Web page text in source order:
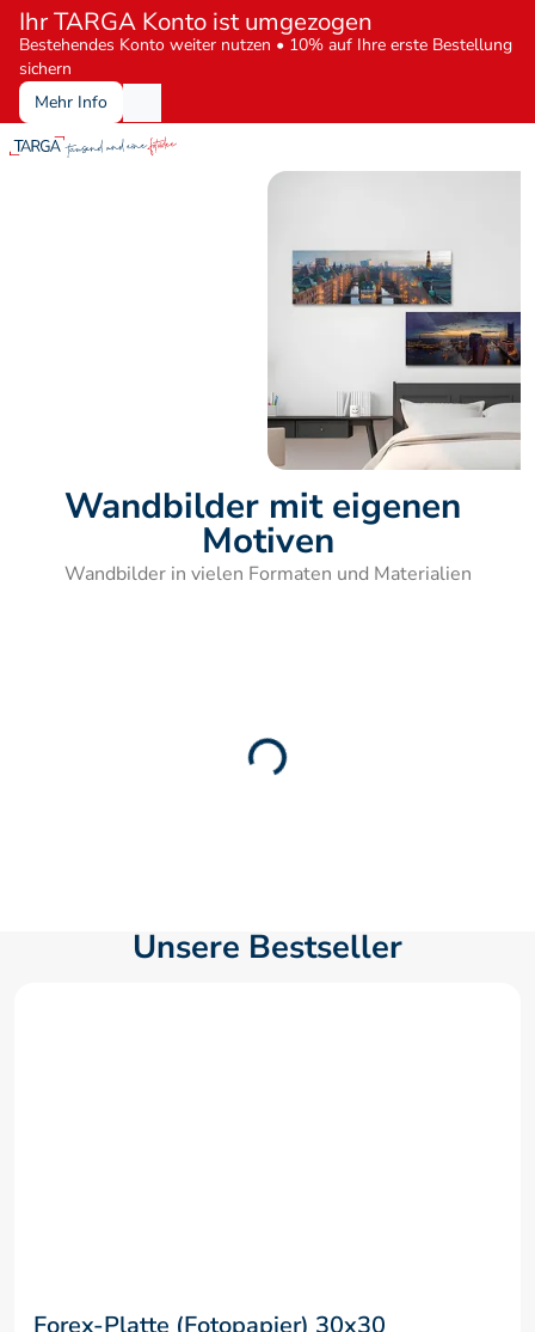
Ihr TARGA Konto ist umgezogen
Bestehendes Konto weiter nutzen • 10% auf Ihre erste Bestellung
sichern
Mehr Info
Wandbilder mit eigenen
Motiven
Wandbilder in vielen Formaten und Materialien
Unsere Bestseller
Forex-Platte (Fotopapier) 30x30